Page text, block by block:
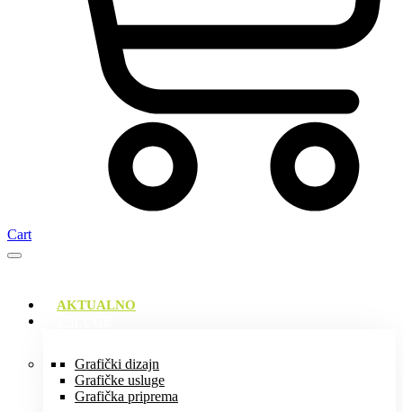
Cart
AKTUALNO
Grafički dizajn
Grafičke usluge
Grafička priprema